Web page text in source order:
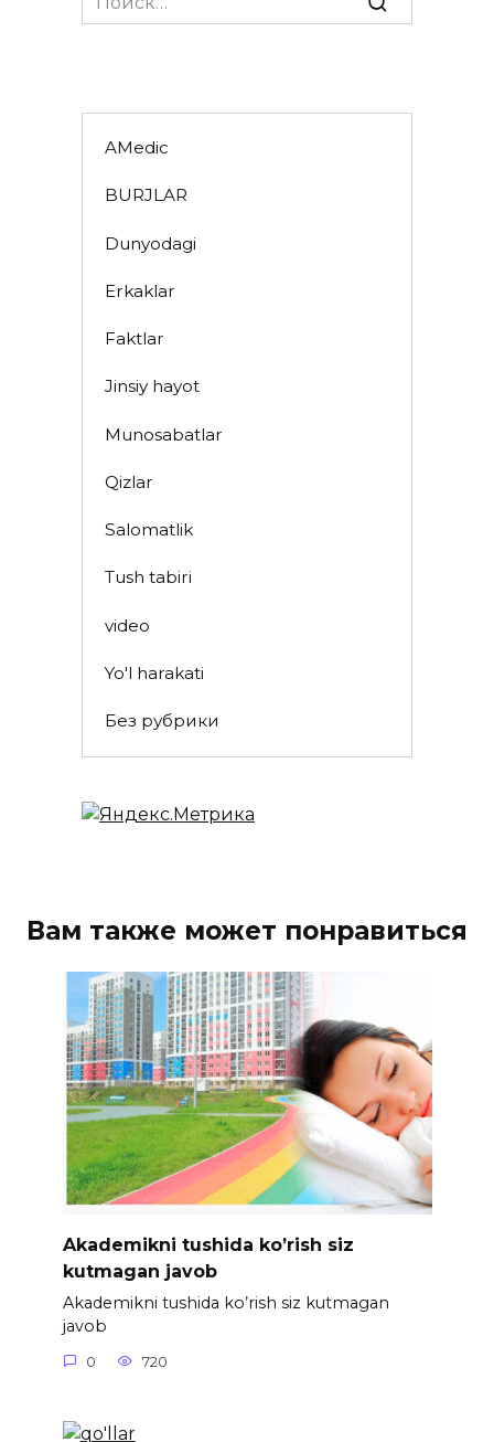
for:
AMedic
BURJLAR
Dunyodagi
Erkaklar
Faktlar
Jinsiy hayot
Munosabatlar
Qizlar
Salomatlik
Tush tabiri
video
Yo'l harakati
Без рубрики
Вам также может понравиться
Akademikni tushida ko’rish siz
kutmagan javob
Akademikni tushida ko’rish siz kutmagan
javob
0 720